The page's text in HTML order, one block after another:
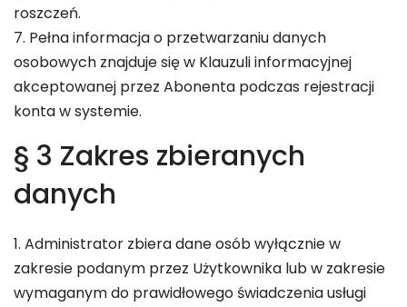
roszczeń.
7. Pełna informacja o przetwarzaniu danych
osobowych znajduje się w Klauzuli informacyjnej
akceptowanej przez Abonenta podczas rejestracji
konta w systemie.
§ 3 Zakres zbieranych
danych
1. Administrator zbiera dane osób wyłącznie w
zakresie podanym przez Użytkownika lub w zakresie
wymaganym do prawidłowego świadczenia usługi